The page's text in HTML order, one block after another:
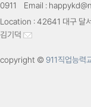
0911
Email :
Location :42641 대구 달
김기덕
copyright © 911직업능력